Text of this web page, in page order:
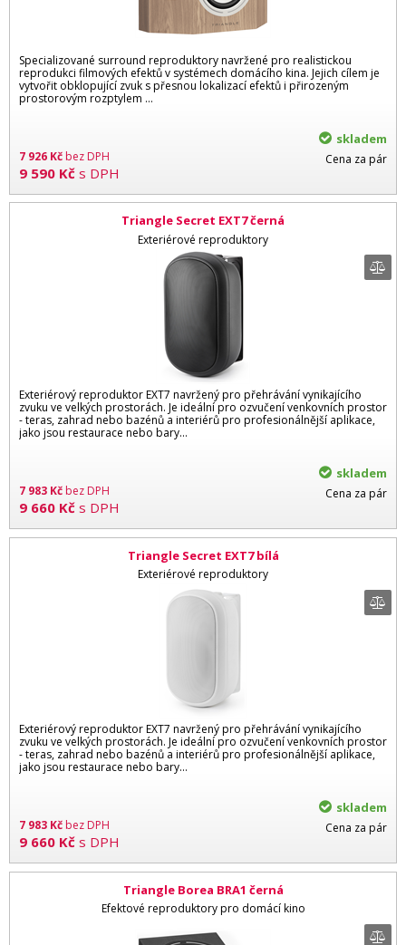
Specializované surround reproduktory navržené pro realistickou
reprodukci filmových efektů v systémech domácího kina. Jejich cílem je
vytvořit obklopující zvuk s přesnou lokalizací efektů i přirozeným
prostorovým rozptylem …
7 926 Kčbez DPH
9 590 Kč s DPH
skladem
Cena za pár
Triangle Secret EXT7 černá
Exteriérové reproduktory
Exteriérový reproduktor EXT7 navržený pro přehrávání vynikajícího
zvuku ve velkých prostorách. Je ideální pro ozvučení venkovních prostor
- teras, zahrad nebo bazénů a interiérů pro profesionálnější aplikace,
jako jsou restaurace nebo bary...
7 983 Kčbez DPH
9 660 Kč s DPH
skladem
Cena za pár
Triangle Secret EXT7 bílá
Exteriérové reproduktory
Exteriérový reproduktor EXT7 navržený pro přehrávání vynikajícího
zvuku ve velkých prostorách. Je ideální pro ozvučení venkovních prostor
- teras, zahrad nebo bazénů a interiérů pro profesionálnější aplikace,
jako jsou restaurace nebo bary...
7 983 Kčbez DPH
9 660 Kč s DPH
skladem
Cena za pár
Triangle Borea BRA1 černá
Efektové reproduktory pro domácí kino